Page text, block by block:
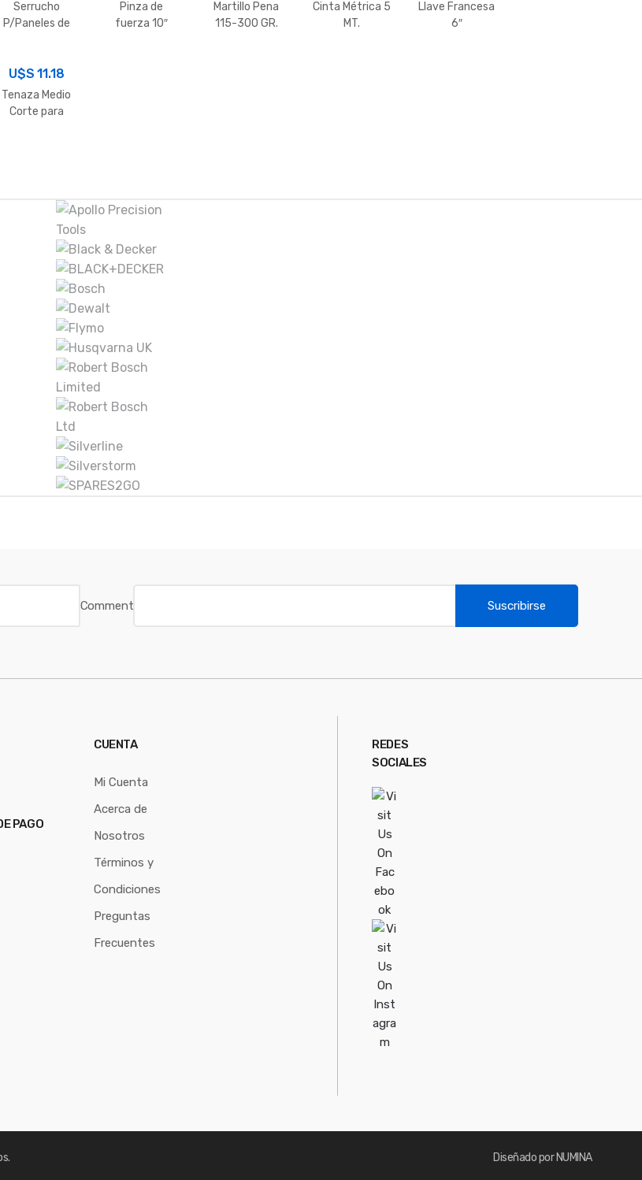
Serrucho
P/Paneles de
Pinza de
fuerza 10″
Martillo Pena
115-300 GR.
Cinta Métrica 5
MT.
Llave Francesa
6″
U$S11.18
Tenaza Medio
Corte para
Comment Suscribirse
PAGO
CUENTA
Mi Cuenta
Acerca de
Nosotros
Términos y
Condiciones
Preguntas
Frecuentes
REDES
SOCIALES
Diseñado por NUMINA